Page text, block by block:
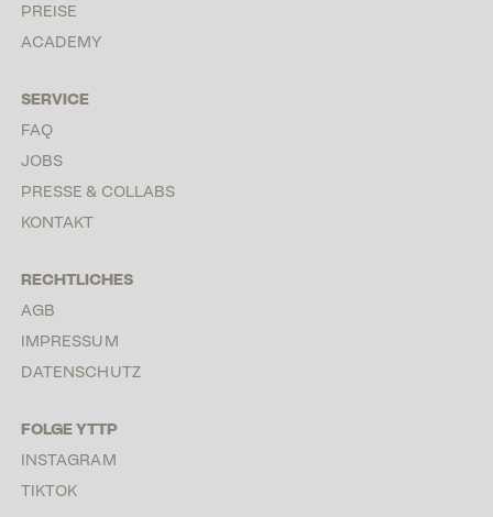
PREISE
ACADEMY
SERVICE
FAQ
JOBS
PRESSE & COLLABS
KONTAKT
RECHTLICHES
AGB
IMPRESSUM
DATENSCHUTZ
FOLGE YTTP
INSTAGRAM
TIKTOK